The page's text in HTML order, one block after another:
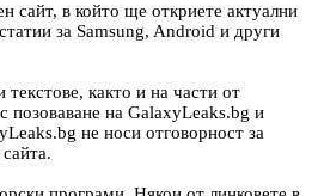
сайт, в който ще откриете актуални
за Samsung, Android и други
както и на части от
позоваване на GalaxyLeaks.bg и
не носи отговорност за